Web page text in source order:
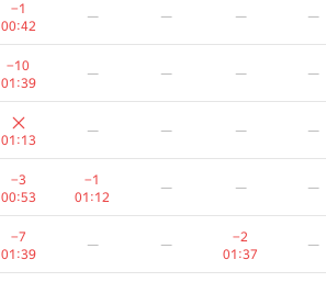
−1
00:42
— — — —
−10
01:39
— — — —
01:13
— — — —
−3
00:53
−1
01:12
— — —
−7
01:39
— —
−2
01:37
—